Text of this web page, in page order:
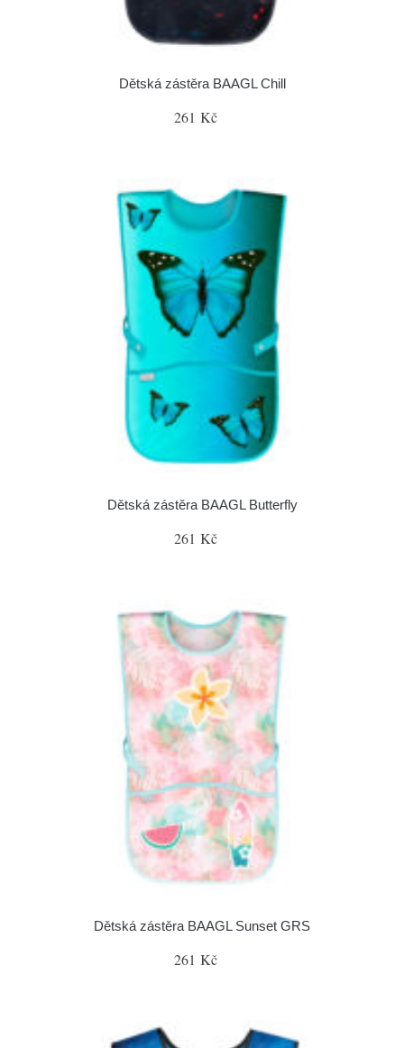
Dětská zástěra BAAGL Chill
261 Kč
Dětská zástěra BAAGL Butterfly
261 Kč
Dětská zástěra BAAGL Sunset GRS
261 Kč